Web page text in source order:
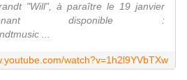
"Will", à paraître le 19 janvier
disponible :
...
watch?v=1h2l9YVbTXw